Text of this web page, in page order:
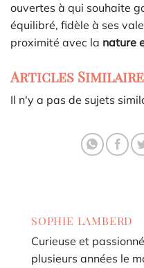
ouvertes à qui souhaite
équilibré, fidèle à ses
proximité avec la nature
Articles
Il n'y a pas de sujets
SOPHIE LAMBERD
Curieuse et
plusieurs années le